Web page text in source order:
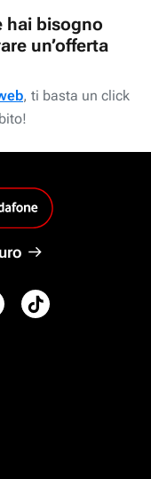
hai bisogno
un’offerta
, ti basta un click